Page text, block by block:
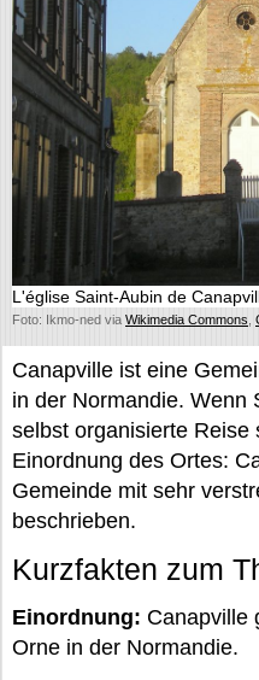
L'église Saint-Aubin de
Foto: Ikmo-ned via Wikimedia Commons
Canapville ist eine
in der Normandie. Wenn
selbst organisierte Reise
Einordnung des Ortes:
Gemeinde mit sehr
beschrieben.
Kurzfakten zum
Einordnung: Canapville
Orne in der Normandie.